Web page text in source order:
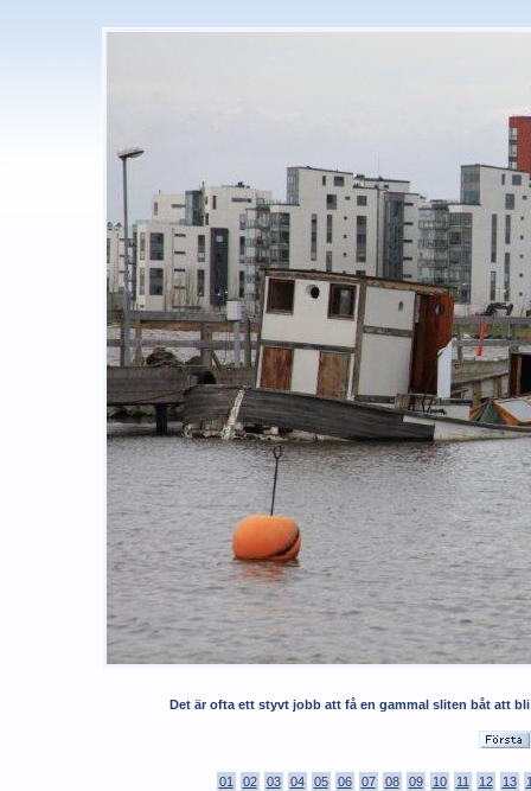
Det är ofta ett styvt jobb att få en gammal sliten båt att
01 02 03 04 05 06 07 08 09 10 11 12 13